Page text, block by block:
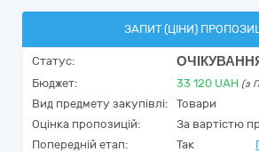
ЗАПИТ (ЦІНИ)
Статус:
Бюджет: 33 120 UAH (з
Вид предмету закупівлі:
Товари
Оцінка пропозицій:
За вартістю
Попередній етап:
Так